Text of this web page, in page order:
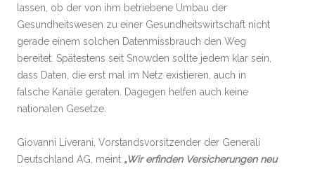
lassen, ob der von ihm betriebene Umbau der
Gesundheitswesen zu einer Gesundheitswirtschaft nicht
gerade einem solchen Datenmissbrauch den Weg
bereitet. Spätestens seit Snowden sollte jedem klar sein,
dass Daten, die erst mal im Netz existieren, auch in
falsche Kanäle geraten. Dagegen helfen auch keine
nationalen Gesetze.
Giovanni Liverani, Vorstandsvorsitzender der Generali
Deutschland AG, meint „Wir erfinden Versicherungen neu